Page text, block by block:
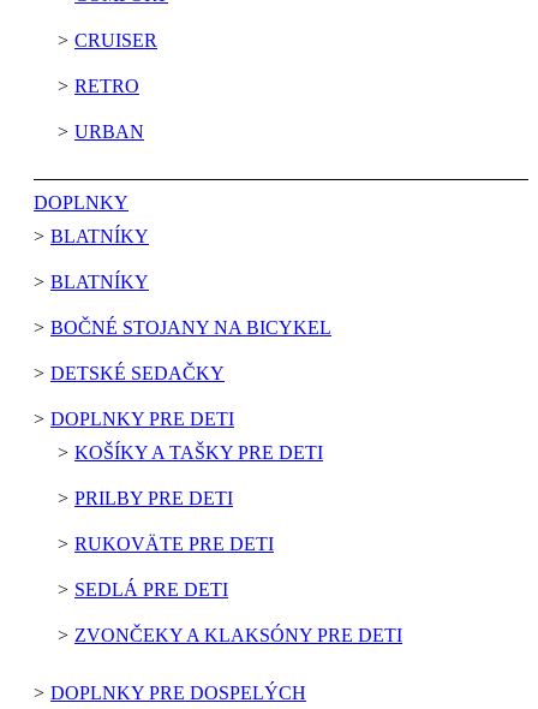
CRUISER
RETRO
URBAN
DOPLNKY
BLATNÍKY
BLATNÍKY
BOČNÉ STOJANY NA BICYKEL
DETSKÉ SEDAČKY
DOPLNKY PRE DETI
KOŠÍKY A TAŠKY PRE DETI
PRILBY PRE DETI
RUKOVÄTE PRE DETI
SEDLÁ PRE DETI
ZVONČEKY A KLAKSÓNY PRE DETI
DOPLNKY PRE DOSPELÝCH